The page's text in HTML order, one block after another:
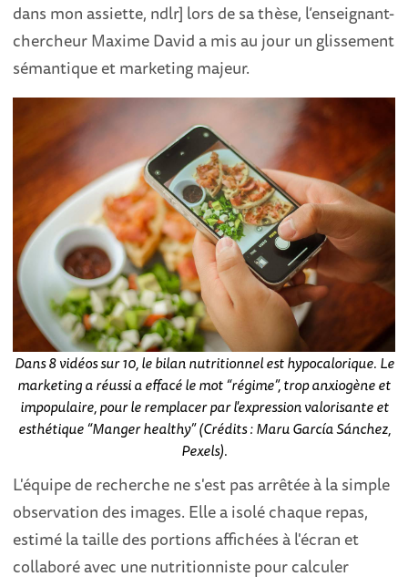
dans mon assiette, ndlr] lors de sa thèse, l’enseignant-
chercheur Maxime David a mis au jour un glissement
sémantique et marketing majeur.
Dans 8 vidéos sur 10, le bilan nutritionnel est hypocalorique. Le
marketing a réussi a effacé le mot “régime”, trop anxiogène et
impopulaire, pour le remplacer par l'expression valorisante et
esthétique “Manger healthy” (Crédits : Maru García Sánchez,
Pexels).
L'équipe de recherche ne s'est pas arrêtée à la simple
observation des images. Elle a isolé chaque repas,
estimé la taille des portions affichées à l'écran et
collaboré avec une nutritionniste pour calculer